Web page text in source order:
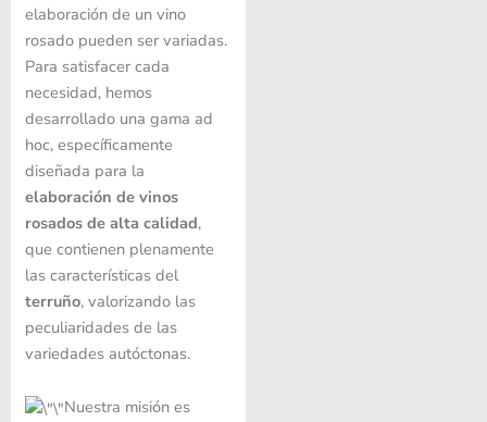
elaboración de un vino
rosado pueden ser variadas.
Para satisfacer cada
necesidad, hemos
desarrollado una gama ad
hoc, específicamente
diseñada para la
elaboración de vinos
rosados ​​de alta calidad,
que contienen plenamente
las características del
terruño, valorizando las
peculiaridades de las
variedades autóctonas.
Nuestra misión es